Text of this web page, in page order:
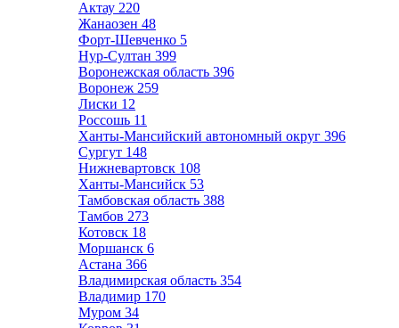
Актау 220
Жанаозен 48
Форт-Шевченко 5
Нур-Султан 399
Воронежская область 396
Воронеж 259
Лиски 12
Россошь 11
Ханты-Мансийский автономный округ 396
Сургут 148
Нижневартовск 108
Ханты-Мансийск 53
Тамбовская область 388
Тамбов 273
Котовск 18
Моршанск 6
Астана 366
Владимирская область 354
Владимир 170
Муром 34